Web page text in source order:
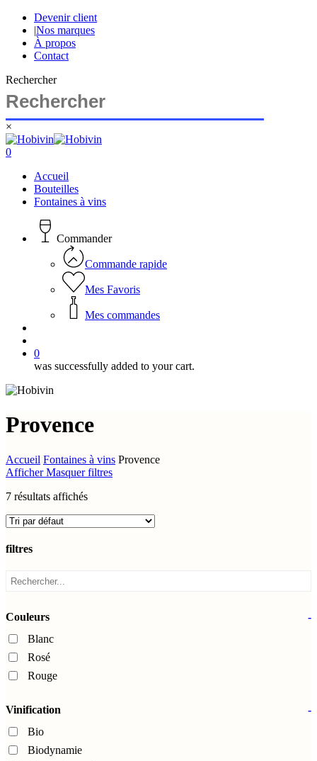
Skip
main
content
Devenir client
|Nos marques
À propos
Contact
Rechercher
×
Close
Search
search
account
0
Accueil
Bouteilles
Fontaines à vins
Commander
Commande rapide
Mes Favoris
Mes commandes
0
was successfully added to your cart.
Provence
Accueil Fontaines à vins Provence
Afficher Masquer filtres
7 résultats affichés
filtres
Close
Filters
Couleurs
-
Blanc
Rosé
Rouge
Vinification
-
Bio
Biodynamie